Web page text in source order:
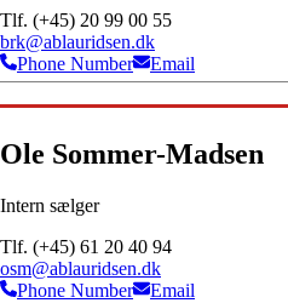
Tlf. (+45) 20 99 00 55
brk@ablauridsen.dk
Phone Number
Email
Ole Sommer-Madsen
Intern sælger
Tlf. (+45) 61 20 40 94
osm@ablauridsen.dk
Phone Number
Email